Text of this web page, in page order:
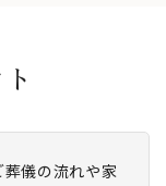
儀の流れや家